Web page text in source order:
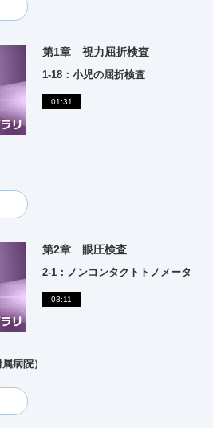
第1章 視力屈折検査
1-18：小児の屈折検査
01:31
第2章 眼圧検査
2-1：ノンコンタクトトノメータ
03:11
病院）